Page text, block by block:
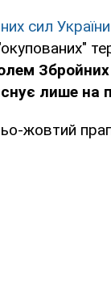
сил України
лише на
жовтий